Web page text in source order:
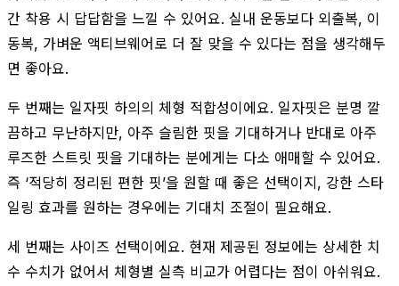
간 착용 시 답답함을 느낄 수 있어요. 실내 운동보다 외출복, 이
동복, 가벼운 액티브웨어로 더 잘 맞을 수 있다는 점을 생각해두
면 좋아요.
두 번째는 일자핏 하의의 체형 적합성이에요. 일자핏은 분명 깔
끔하고 무난하지만, 아주 슬림한 핏을 기대하거나 반대로 아주
루즈한 스트릿 핏을 기대하는 분에게는 다소 애매할 수 있어요.
즉 ‘적당히 정리된 편한 핏’을 원할 때 좋은 선택이지, 강한 스타
일링 효과를 원하는 경우에는 기대치 조절이 필요해요.
세 번째는 사이즈 선택이에요. 현재 제공된 정보에는 상세한 치
수 수치가 없어서 체형별 실측 비교가 어렵다는 점이 아쉬워요.